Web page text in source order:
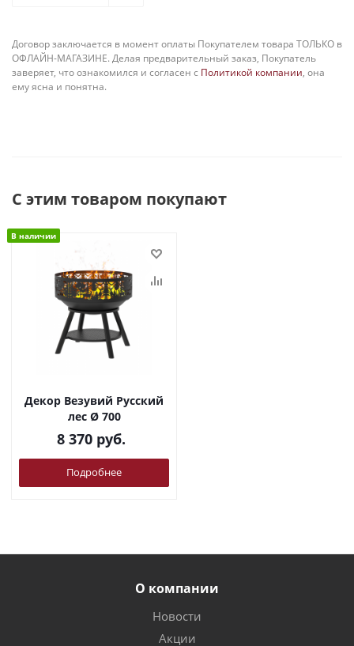
Договор заключается в момент оплаты Покупателем товара ТОЛЬКО в
ОФЛАЙН-МАГАЗИНЕ. Делая предварительный заказ, Покупатель
заверяет, что ознакомился и согласен с Политикой компании, она
ему ясна и понятна.
С этим товаром покупают
В наличии
Декор Везувий Русский
лес Ø 700
8 370 руб.
Подробнее
О компании
Новости
Акции